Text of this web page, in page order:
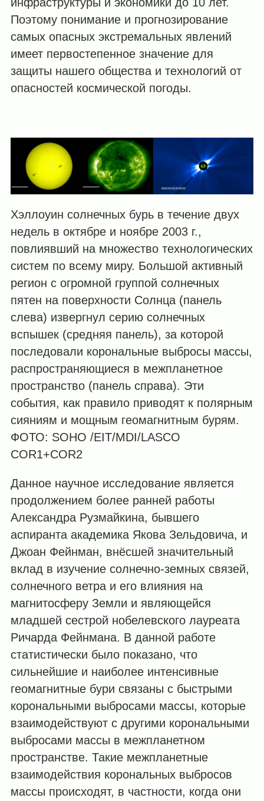
Поэтому понимание и прогнозирование
самых опасных экстремальных явлений
имеет первостепенное значение для
защиты нашего общества и технологий от
опасностей космической погоды.
Хэллоуин солнечных бурь в течение двух
недель в октябре и ноябре 2003 г.,
повлиявший на множество технологических
систем по всему миру. Большой активный
регион с огромной группой солнечных
пятен на поверхности Солнца (панель
слева) извергнул серию солнечных
вспышек (средняя панель), за которой
последовали корональные выбросы массы,
распространяющиеся в межпланетное
пространство (панель справа). Эти
события, как правило приводят к полярным
сияниям и мощным геомагнитным бурям.
ФОТО: SOHO /EIT/MDI/LASCO
COR1+COR2
Данное научное исследование является
продолжением более ранней работы
Александра Рузмайкина, бывшего
аспиранта академика Якова Зельдовича, и
Джоан Фейнман, внёсшей значительный
вклад в изучение солнечно-земных связей,
солнечного ветра и его влияния на
магнитосферу Земли и являющейся
младшей сестрой нобелевского лауреата
Ричарда Фейнмана. В данной работе
статистически было показано, что
сильнейшие и наиболее интенсивные
геомагнитные бури связаны с быстрыми
корональными выбросами массы, которые
взаимодействуют с другими корональными
выбросами массы в межпланетном
пространстве. Такие межпланетные
взаимодействия корональных выбросов
массы происходят, в частности, когда они